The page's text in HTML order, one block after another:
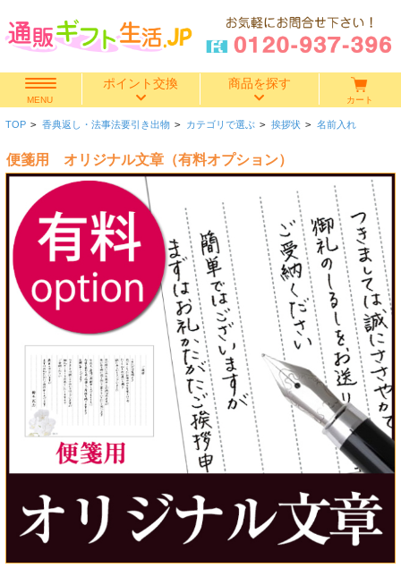
MENU
ポイント交換 商品を探す
快気祝い
香典返し
出産内祝い
結婚内祝い
結婚引き出物
出産祝い
結婚祝い
新築祝い
初盆・新盆
お中元
カート
TOP > 香典返し・法事法要引き出物 > カテゴリで選ぶ > 挨拶状 > 名前入れ
便箋用 オリジナル文章（有料オプション）